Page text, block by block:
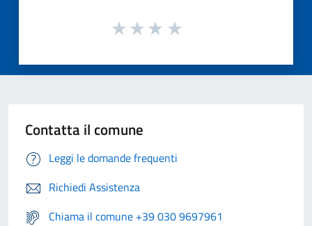
Contatta il comune
Leggi le domande frequenti
Richiedi Assistenza
Chiama il comune +39 030 9697961